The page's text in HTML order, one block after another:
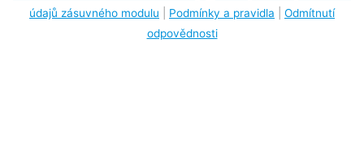
údajů zásuvného modulu
Podmínky a pravidla
Odmítnutí
odpovědnosti